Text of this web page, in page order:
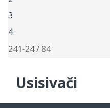
3
4
241-24 / 84
Usisivači